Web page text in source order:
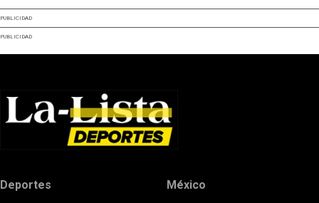
PUBLICIDAD
PUBLICIDAD
Deportes México